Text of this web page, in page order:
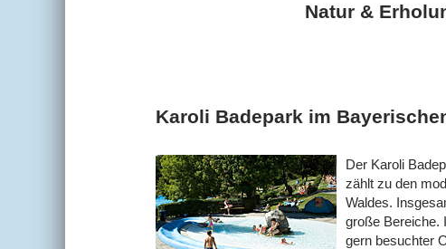
Natur &
Karoli Badepark im
Der Karoli
zählt zu den
Waldes.
große Bereiche.
gern besuchter